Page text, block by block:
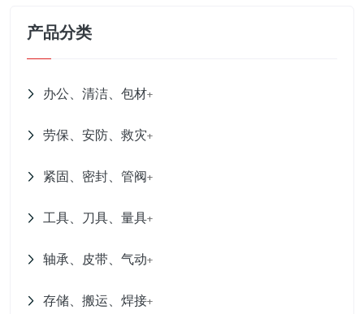
产品分类
办公、清洁、包材+
劳保、安防、救灾+
紧固、密封、管阀+
工具、刀具、量具+
轴承、皮带、气动+
存储、搬运、焊接+